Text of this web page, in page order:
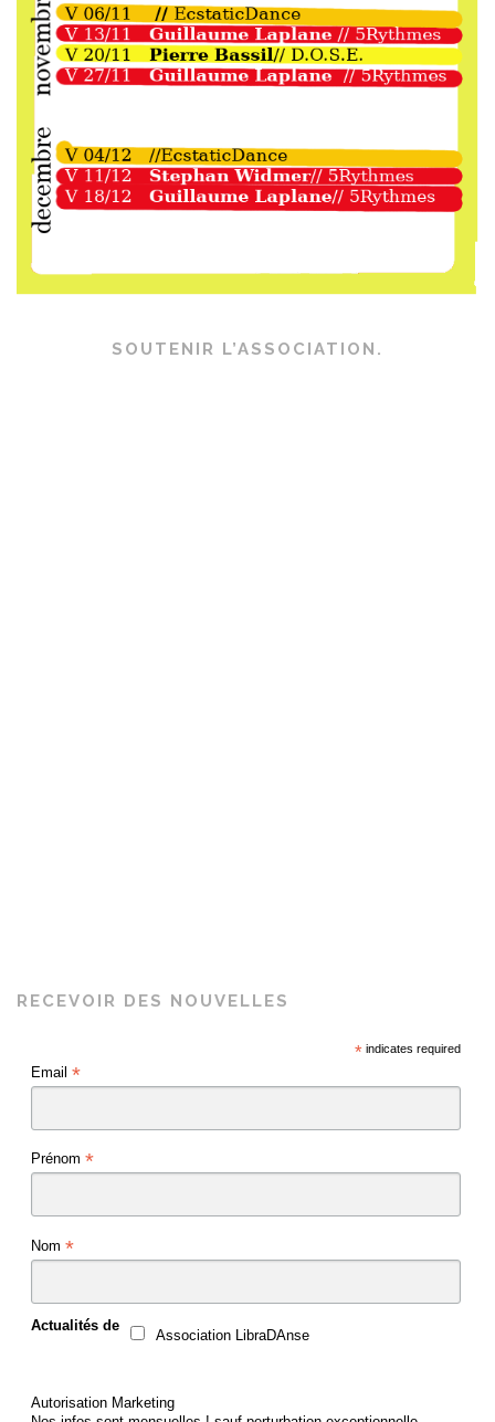
SOUTENIR L’ASSOCIATION.
RECEVOIR DES NOUVELLES
*indicates required
Email *
Prénom *
Nom *
Actualités de
Association LibraDAnse
Autorisation Marketing